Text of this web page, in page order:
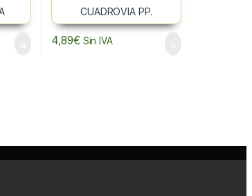
4,89€ Sin IVA